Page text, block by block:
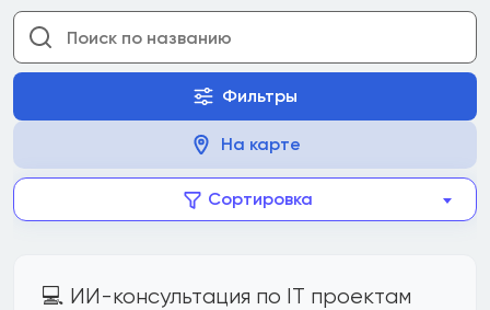
Фильтры
На карте
Сортировка
💻 ИИ-консультация по IT проектам